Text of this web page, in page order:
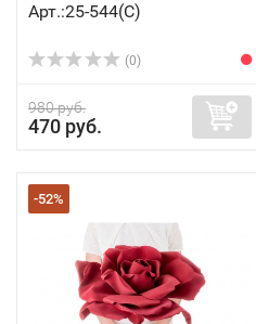
Арт.:25-544(C)
(0)
980 руб.
470 руб.
-52%